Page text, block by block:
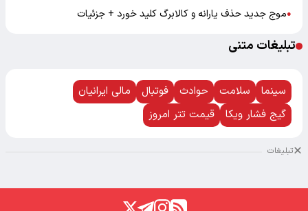
●موج جدید حذف یارانه و کالابرگ کلید خورد + جزئیات
تبلیغات متنی
سینما سلامت حوادث فوتبال
مالی ایرانیان
گیج فشار ویکا
قیمت تتر امروز
تبلیغات